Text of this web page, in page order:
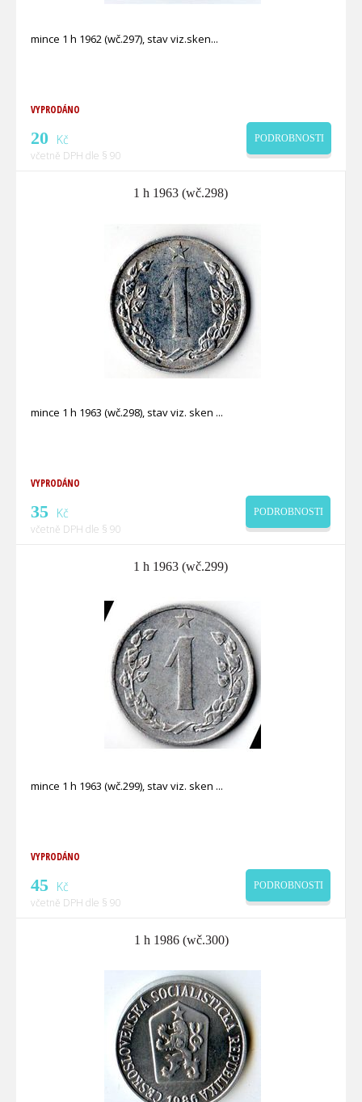
mince 1 h 1962 (wč.297), stav viz.sken
VYPRODÁNO
20 Kč
včetně DPH dle § 90
PODROBNOSTI
1 h 1963 (wč.298)
mince 1 h 1963 (wč.298), stav viz. sken
VYPRODÁNO
35 Kč
včetně DPH dle § 90
PODROBNOSTI
1 h 1963 (wč.299)
mince 1 h 1963 (wč.299), stav viz. sken
VYPRODÁNO
45 Kč
včetně DPH dle § 90
PODROBNOSTI
1 h 1986 (wč.300)